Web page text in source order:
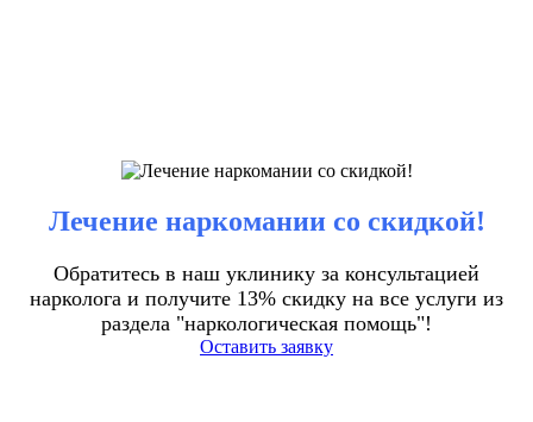
Лечение наркомании со скидкой!
Обратитесь в наш уклинику за консультацией
нарколога и получите 13% скидку на все услуги из
раздела "наркологическая помощь"!
Оставить заявку